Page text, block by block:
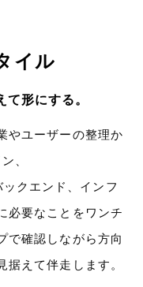
イル
形にする。
やユーザーの整理か
、
クエンド、インフ
必要なことをワンチ
で確認しながら方向
えて伴走します。